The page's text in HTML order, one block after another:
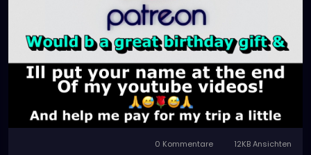
0 Kommentare 12KB Ansichten